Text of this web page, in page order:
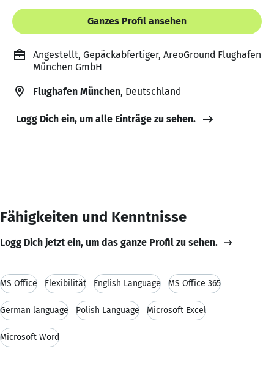
Ganzes Profil ansehen
Angestellt, Gepäckabfertiger, AreoGround Flughafen
München GmbH
Flughafen München, Deutschland
Logg Dich ein, um alle Einträge zu sehen.
Fähigkeiten und Kenntnisse
Logg Dich jetzt ein, um das ganze Profil zu sehen.
MS Office Flexibilität English Language MS Office 365
German language Polish Language Microsoft Excel
Microsoft Word